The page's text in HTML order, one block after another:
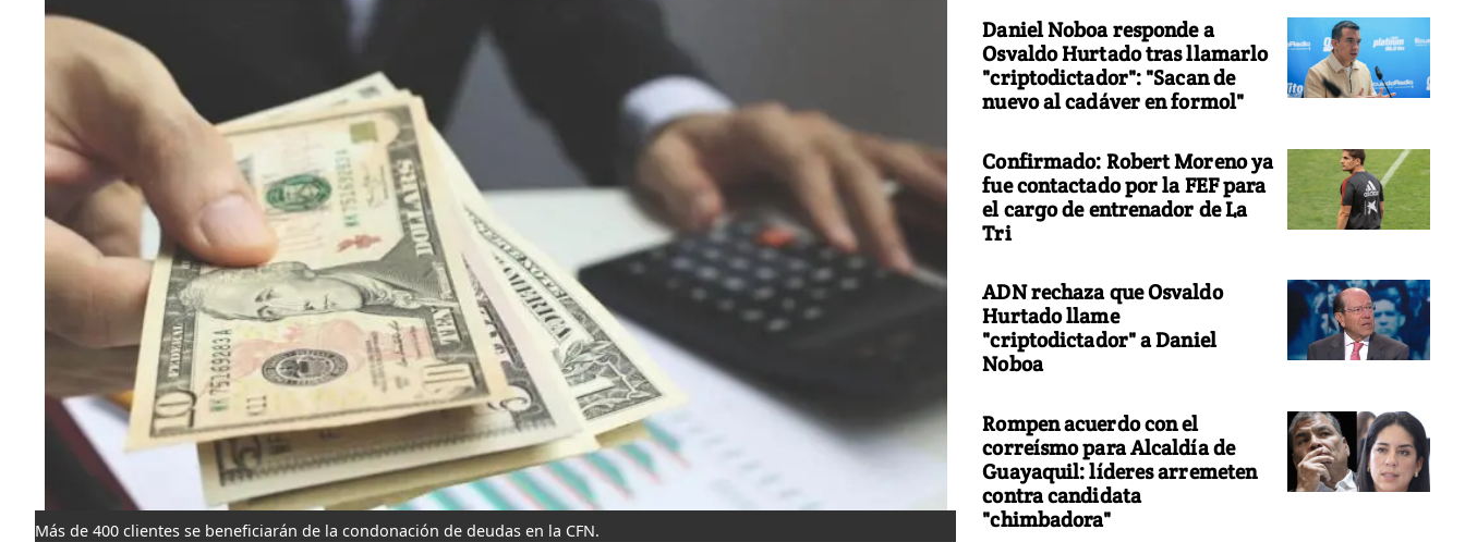
Más de 400 clientes se beneficiarán de la condonación de deudas en la CFN.
Daniel Noboa responde a
Osvaldo Hurtado tras llamarlo
"criptodictador": "Sacan de
nuevo al cadáver en formol"
Confirmado: Robert Moreno ya
fue contactado por la FEF para
el cargo de entrenador de La
Tri
ADN rechaza que Osvaldo
Hurtado llame
"criptodictador" a Daniel
Noboa
Rompen acuerdo con el
correísmo para Alcaldía de
Guayaquil: líderes arremeten
contra candidata
"chimbadora"